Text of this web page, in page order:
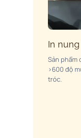
In
Sản phẩm
>600 độ
tróc.